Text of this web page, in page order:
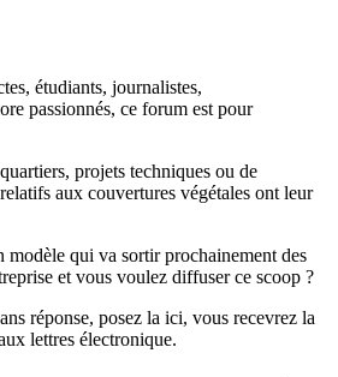
étudiants, journalistes,
passionnés, ce forum est pour
projets techniques ou de
aux couvertures végétales ont leur
modèle qui va sortir prochainement des
et vous voulez diffuser ce scoop ?
réponse, posez la ici, vous recevrez la
lettres électronique.